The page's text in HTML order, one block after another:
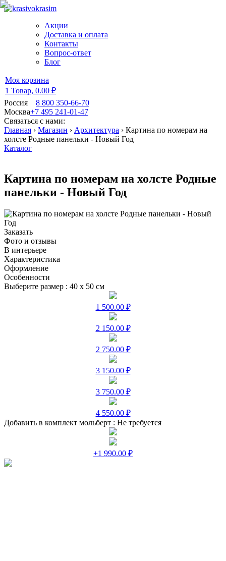
Акции
Доставка и оплата
Контакты
Вопрос-ответ
Блог
Моя корзина
1 Товар, 0.00 ₽
Россия
8 800 350-66-70
Москва+7 495 241-01-47
Связаться с нами:
Главная › Магазин › Архитектура › Картина по номерам на
холсте Родные панельки - Новый Год
Каталог
Картина по номерам на холсте Родные
панельки - Новый Год
Заказать
Фото и отзывы
В интерьере
Характеристика
Оформление
Особенности
Выберите размер : 40 х 50 см
1 500.00 ₽
2 150.00 ₽
2 750.00 ₽
3 150.00 ₽
3 750.00 ₽
4 550.00 ₽
Добавить в комплект мольберт : Не требуется
+1 990.00 ₽